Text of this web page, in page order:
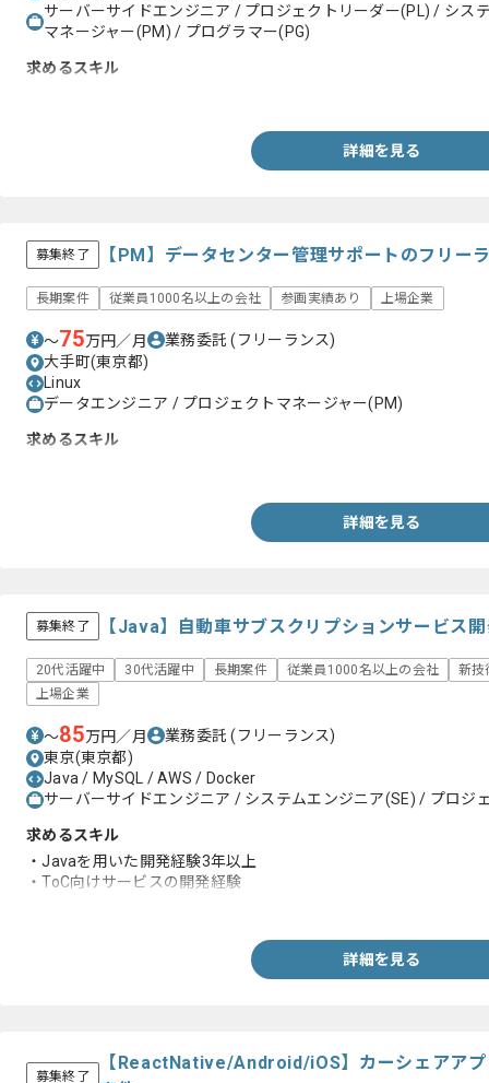
サーバーサイドエンジニア / プロジェクトリーダー(PL) / シス
マネージャー(PM) / プログラマー(PG)
求めるスキル
詳細を見る
募集終了 【PM】データセンター管理サポートのフリー
長期案件 従業員1000名以上の会社 参画実績あり 上場企業
〜75万円／月 業務委託(フリーランス)
大手町(東京都)
Linux
データエンジニア / プロジェクトマネージャー(PM)
求めるスキル
詳細を見る
募集終了 【Java】自動車サブスクリプションサービス
20代活躍中 30代活躍中 長期案件 従業員1000名以上の会社
新技
上場企業
〜85万円／月 業務委託(フリーランス)
東京(東京都)
Java / MySQL / AWS / Docker
サーバーサイドエンジニア / システムエンジニア(SE) / プロジ
求めるスキル
・Javaを用いた開発経験3年以上
・ToC向けサービスの開発経験
詳細を見る
募集終了
【ReactNative/Android/iOS】カーシェアアプ